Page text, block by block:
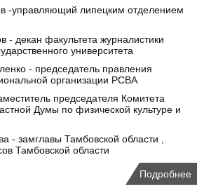
-управляющий липецким отделением
- декан факультета журналистики
университета
- председатель правления
организации РСВА
председателя Комитета
Думы по физической культуре и
- замглавы Тамбовской области ,
Тамбовской области
Подробнее